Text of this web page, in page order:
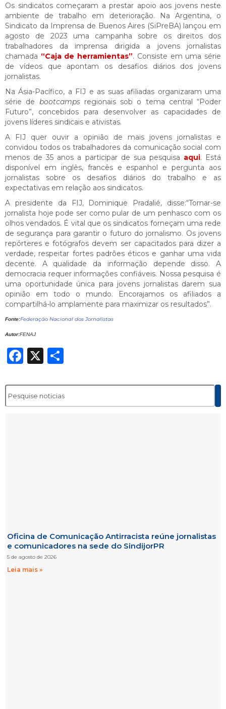
Os sindicatos começaram a prestar apoio aos jovens neste
ambiente de trabalho em deterioração. Na Argentina, o
Sindicato da Imprensa de Buenos Aires (SiPreBA) lançou em
agosto de 2023 uma campanha sobre os direitos dos
trabalhadores da imprensa dirigida a jovens jornalistas
chamada “Caja de herramientas”. Consiste em uma série
de vídeos que apontam os desafios diários dos jovens
jornalistas.
Na Ásia-Pacífico, a FIJ e as suas afiliadas organizaram uma
série de bootcampsregionais sob o tema central “Poder
Futuro”, concebidos para desenvolver as capacidades de
jovens líderes sindicais e ativistas.
A FIJ quer ouvir a opinião de mais jovens jornalistas e
convidou todos os trabalhadores da comunicação social com
menos de 35 anos a participar de sua pesquisa aqui. Está
disponível em inglês, francês e espanhol e pergunta aos
jornalistas sobre os desafios diários do trabalho e as
expectativas em relação aos sindicatos.
A presidente da FIJ, Dominique Pradalié, disse:“Tornar-se
jornalista hoje pode ser como pular de um penhasco com os
olhos vendados. É vital que os sindicatos forneçam uma rede
de segurança para garantir o futuro do jornalismo. Os jovens
repórteres e fotógrafos devem ser capacitados para dizer a
verdade, respeitar fortes padrões éticos e ganhar uma vida
decente. A qualidade da informação depende disso. A
democracia requer informações confiáveis. Nossa pesquisa é
uma oportunidade única para jovens jornalistas darem sua
opinião em todo o mundo. Encorajamos os afiliados a
compartilhá-lo amplamente para maximizar os resultados”.
Fonte:Federação Nacional dos Jornalistas
Autor:FENAJ
Facebook
X
Oficina de Comunicação Antirracista reúne jornalistas
e comunicadores na sede do SindijorPR
5 de agosto de 2026
Leia mais »